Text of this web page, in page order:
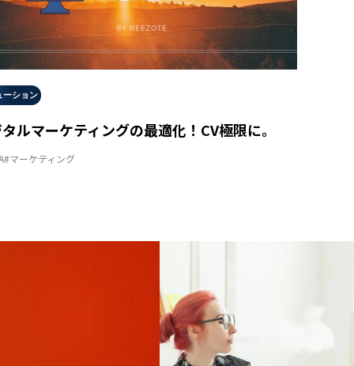
ーション
ルマーケティングの最適化！CV極限に。
#マーケティング